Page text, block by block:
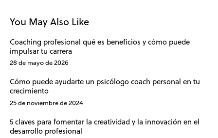
You May Also Like
Coaching profesional qué es beneficios y cómo puede
impulsar tu carrera
28 de mayo de 2026
Cómo puede ayudarte un psicólogo coach personal en tu
crecimiento
25 de noviembre de 2024
5 claves para fomentar la creatividad y la innovación en el
desarrollo profesional